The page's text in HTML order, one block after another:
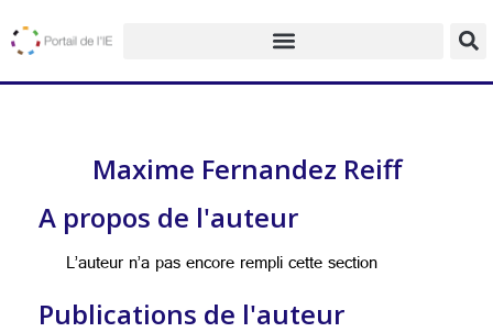
Maxime Fernandez Reiff
A propos de l'auteur
L’auteur n’a pas encore rempli cette section
Publications de l'auteur